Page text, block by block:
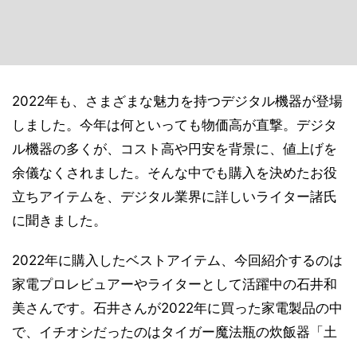
2022年も、さまざまな魅力を持つデジタル機器が登場
しました。今年は何といっても物価高が直撃。デジタ
ル機器の多くが、コスト高や円安を背景に、値上げを
余儀なくされました。そんな中でも購入を決めたお役
立ちアイテムを、デジタル業界に詳しいライター諸氏
に聞きました。
2022年に購入したベストアイテム、今回紹介するのは
家電プロレビュアーやライターとして活躍中の石井和
美さんです。石井さんが2022年に買った家電製品の中
で、イチオシだったのはタイガー魔法瓶の炊飯器「土